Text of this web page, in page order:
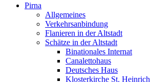
Pirna
Allgemeines
Verkehrsanbindung
Flanieren in der Altstadt
Schätze in der Altstadt
Binationales Internat
Canalettohaus
Deutsches Haus
Klosterkirche St. Heinrich